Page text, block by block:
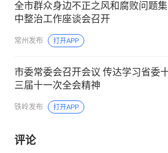
全市群众身边不正之风和腐败问题集
中整治工作座谈会召开
常州发布 打开APP
市委常委会召开会议 传达学习省委十
三届十一次全会精神
铁岭发布 打开APP
评论